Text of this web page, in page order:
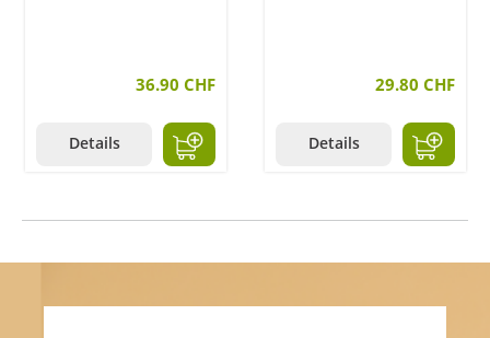
36.90 CHF
Details
29.80 CHF
Details